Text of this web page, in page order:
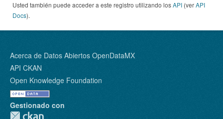
Usted también puede acceder a este registro utilizando losAPI (verAPI
Docs).
Acerca de Datos Abiertos OpenDataMX
API CKAN
Open Knowledge Foundation
Gestionado con